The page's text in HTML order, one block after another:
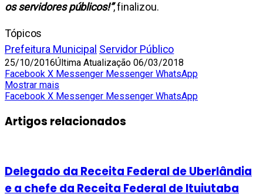
os servidores públicos!”, finalizou.
Tópicos
Prefeitura Municipal Servidor Público
25/10/2016Última Atualização 06/03/2018
Facebook X Messenger Messenger WhatsApp
Mostrar mais
Facebook X Messenger Messenger WhatsApp
Artigos relacionados
Delegado da Receita Federal de Uberlândia
e a chefe da Receita Federal de Ituiutaba